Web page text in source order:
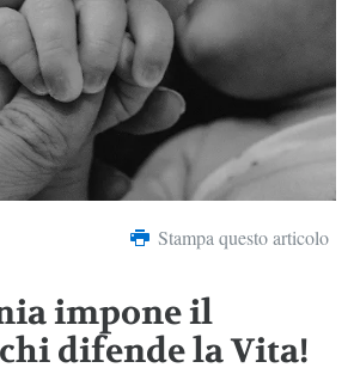
Stampa questo articolo
impone il
difende la Vita!